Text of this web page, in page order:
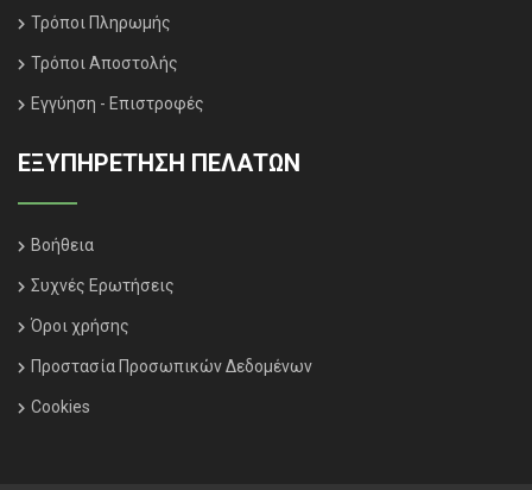
Τρόποι Πληρωμής
Τρόποι Αποστολής
Εγγύηση - Επιστροφές
ΕΞΥΠΗΡΈΤΗΣΗ ΠΕΛΑΤΏΝ
Βοήθεια
Συχνές Ερωτήσεις
Όροι χρήσης
Προστασία Προσωπικών Δεδομένων
Cookies